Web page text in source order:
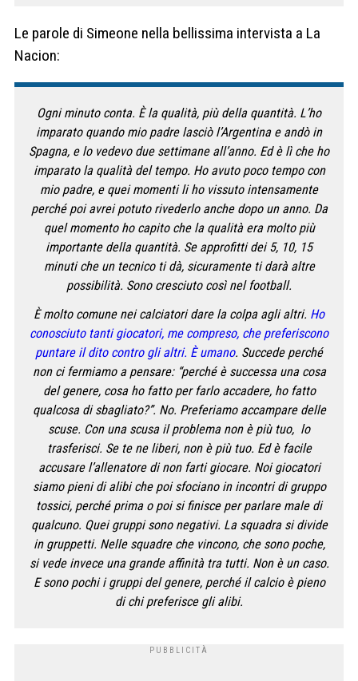
Le parole di Simeone nella bellissima intervista a La
Nacion:
Ogni minuto conta. È la qualità, più della quantità. L’ho
imparato quando mio padre lasciò l’Argentina e andò in
Spagna, e lo vedevo due settimane all’anno. Ed è lì che ho
imparato la qualità del tempo. Ho avuto poco tempo con
mio padre, e quei momenti li ho vissuto intensamente
perché poi avrei potuto rivederlo anche dopo un anno. Da
quel momento ho capito che la qualità era molto più
importante della quantità. Se approfitti dei 5, 10, 15
minuti che un tecnico ti dà, sicuramente ti darà altre
possibilità. Sono cresciuto così nel football.
È molto comune nei calciatori dare la colpa agli altri. Ho
conosciuto tanti giocatori, me compreso, che preferiscono
puntare il dito contro gli altri. È umano. Succede perché
non ci fermiamo a pensare: “perché è successa una cosa
del genere, cosa ho fatto per farlo accadere, ho fatto
qualcosa di sbagliato?”. No. Preferiamo accampare delle
scuse. Con una scusa il problema non è più tuo, lo
trasferisci. Se te ne liberi, non è più tuo. Ed è facile
accusare l’allenatore di non farti giocare. Noi giocatori
siamo pieni di alibi che poi sfociano in incontri di gruppo
tossici, perché prima o poi si finisce per parlare male di
qualcuno. Quei gruppi sono negativi. La squadra si divide
in gruppetti. Nelle squadre che vincono, che sono poche,
si vede invece una grande affinità tra tutti. Non è un caso.
E sono pochi i gruppi del genere, perché il calcio è pieno
di chi preferisce gli alibi.